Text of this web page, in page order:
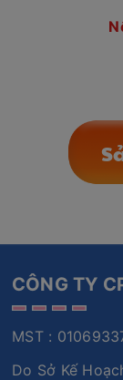
CÔNG TY
MST :
Do Sở Kế